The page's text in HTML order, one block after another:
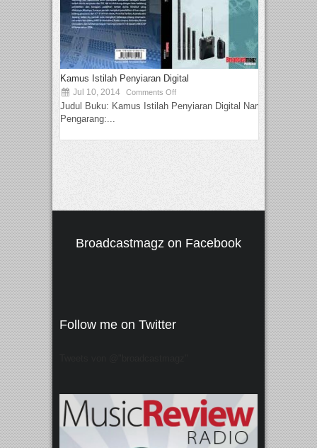
Kamus Istilah Penyiaran Digital
Jul 10, 2014 Comments Off
Judul Buku: Kamus Istilah Penyiaran Digital Nama
Pengarang:...
Broadcastmagz on Facebook
Follow me on Twitter